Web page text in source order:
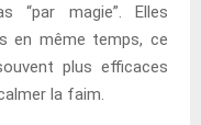
“par magie”. Elles
en même temps, ce
plus efficaces
la faim.